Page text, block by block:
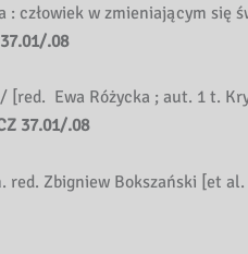
człowiek w zmieniającym się
.08
Ewa Różycka ; aut. 1 t.
37.01/.08
Zbigniew Bokszański [et al.